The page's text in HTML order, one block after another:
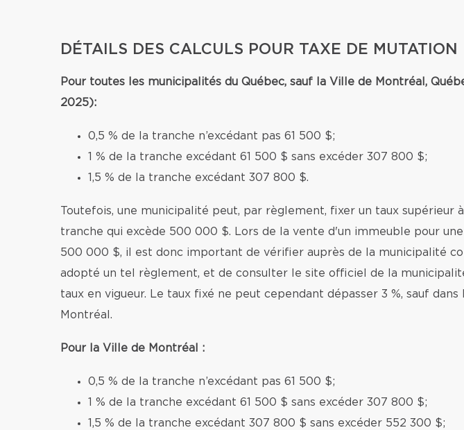
DÉTAILS DES CALCULS POUR TAXE DE MUTATION
Pour toutes les municipalités du Québec, sauf la Ville de Montréal,
2025):
0,5 % de la tranche n’excédant pas 61 500 $;
1 % de la tranche excédant 61 500 $ sans excéder 307 800 $;
1,5 % de la tranche excédant 307 800 $.
Toutefois, une municipalité peut, par règlement, fixer un taux supérieur
tranche qui excède 500 000 $. Lors de la vente d'un immeuble pour
500 000 $, il est donc important de vérifier auprès de la municipalité
adopté un tel règlement, et de consulter le site officiel de la
taux en vigueur. Le taux fixé ne peut cependant dépasser 3 %, sauf
Montréal.
Pour la Ville de Montréal :
0,5 % de la tranche n’excédant pas 61 500 $;
1 % de la tranche excédant 61 500 $ sans excéder 307 800 $;
1,5 % de la tranche excédant 307 800 $ sans excéder 552 300 $;